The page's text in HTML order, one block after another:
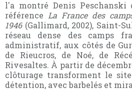
l'a montré Denis Peschanski
référence La France des
1946(Gallimard, 2002), Saint-
réseau dense des camps
administratif, aux côtés de
de Rieucros, de Noé, de
Rivesaltes. À partir de
clôturage transforment le
détention, avec barbelés et